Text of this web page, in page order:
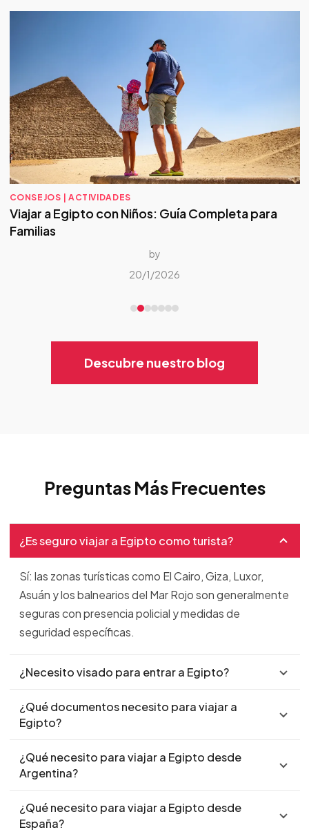
CONSEJOS | ACTIVIDADES
Viajar a Egipto con Niños: Guía Completa para
Familias
by
20/1/2026
Descubre nuestro blog
Preguntas Más Frecuentes
¿Es seguro viajar a Egipto como turista?
Sí: las zonas turísticas como El Cairo, Giza, Luxor,
Asuán y los balnearios del Mar Rojo son generalmente
seguras con presencia policial y medidas de
seguridad específicas.
¿Necesito visado para entrar a Egipto?
¿Qué documentos necesito para viajar a
Egipto?
¿Qué necesito para viajar a Egipto desde
Argentina?
¿Qué necesito para viajar a Egipto desde
España?